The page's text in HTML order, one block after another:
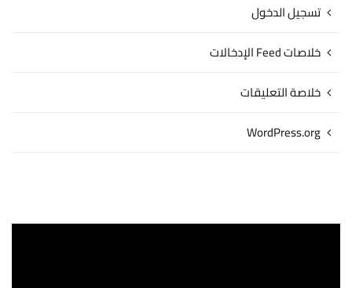
تسجيل الدخول
خلاصات Feed الإدخالات
خلاصة التعليقات
WordPress.org